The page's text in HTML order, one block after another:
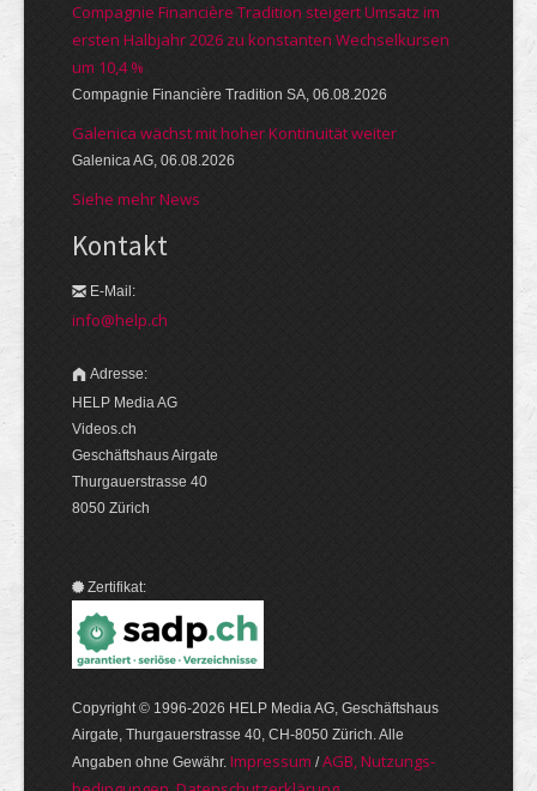
Compagnie Financière Tradition steigert Umsatz im
ersten Halbjahr 2026 zu konstanten Wechselkursen
um 10,4 %
Compagnie Financière Tradition SA, 06.08.2026
Galenica wächst mit hoher Kontinuität weiter
Galenica AG, 06.08.2026
Siehe mehr News
Kontakt
E-Mail:
info@help.ch
Adresse:
HELP Media AG
Videos.ch
Geschäftshaus Airgate
Thurgauerstrasse 40
8050 Zürich
Zertifikat:
Copyright © 1996-2026 HELP Media AG, Geschäftshaus
Airgate, Thurgauer­strasse 40, CH-8050 Zürich. Alle
Angaben ohne Gewähr. Im­pres­sum /AGB, Nut­zungs­